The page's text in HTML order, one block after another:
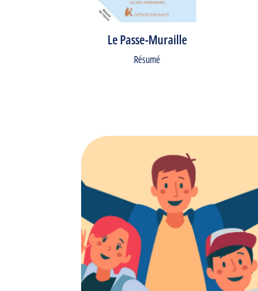
Le Passe-Muraille
Résumé